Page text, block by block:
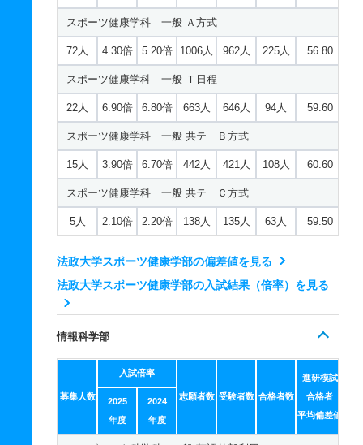
臨床心理学科 一般 共テ Ｃ方式
3人 2.10倍 2.20倍 94人 92人 43人 63.40
スポーツ健康学科 一般 Ａ方式
72人 4.30倍 5.20倍 1006人 962人 225人 56.80
スポーツ健康学科 一般 Ｔ日程
22人 6.90倍 6.80倍 663人 646人 94人 59.60
スポーツ健康学科 一般 共テ Ｂ方式
15人 3.90倍 6.70倍 442人 421人 108人 60.60
スポーツ健康学科 一般 共テ Ｃ方式
5人 2.10倍 2.20倍 138人 135人 63人 59.50
法政大学スポーツ健康学部の偏差値を見る
法政大学スポーツ健康学部の入試結果（倍率）を見る
情報科学部
募集人数
入試倍率
志願者数 受験者数 合格者数
進研模試
合格者
平均偏差値
2025
年度
2024
年度